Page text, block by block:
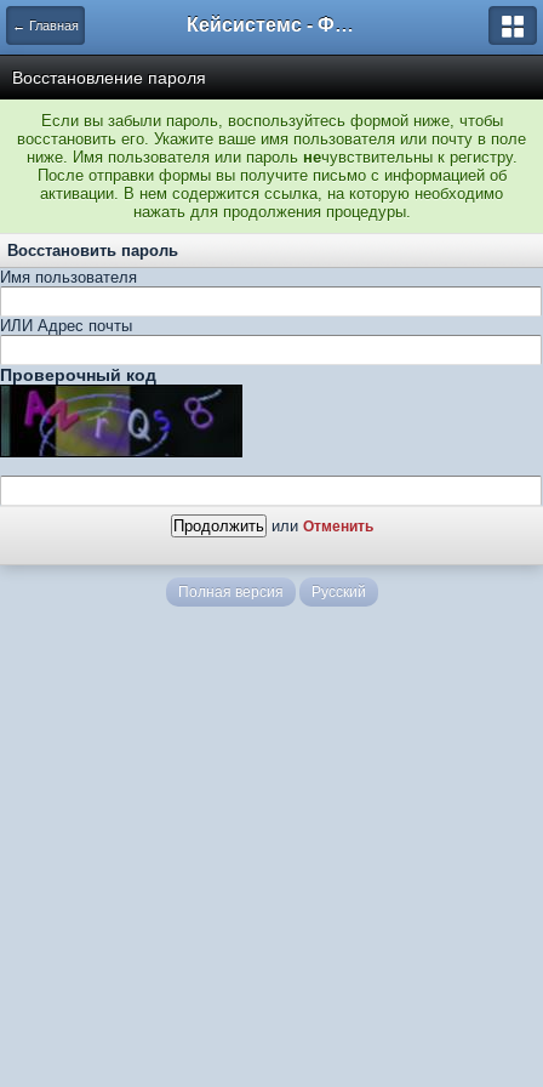
← Главная Кейсистемс - Форумы
Восстановление пароля
Если вы забыли пароль, воспользуйтесь формой ниже, чтобы
восстановить его. Укажите ваше имя пользователя или почту в поле
ниже. Имя пользователя или пароль нечувствительны к регистру.
После отправки формы вы получите письмо с информацией об
активации. В нем содержится ссылка, на которую необходимо
нажать для продолжения процедуры.
Восстановить пароль
Имя пользователя
ИЛИ Адрес почты
Проверочный код
или Отменить
Полная версия Русский